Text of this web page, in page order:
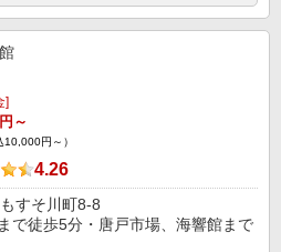
]
～
10,000円～）
4.26
すそ川町8-8
で徒歩5分・唐戸市場、海響館まで